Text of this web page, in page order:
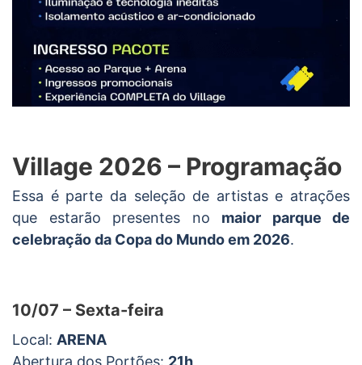
Village 2026 – Programação
Essa é parte da seleção de artistas e atrações
que estarão presentes no maior parque de
celebração da Copa do Mundo em 2026.
10/07 – Sexta-feira
Local: ARENA